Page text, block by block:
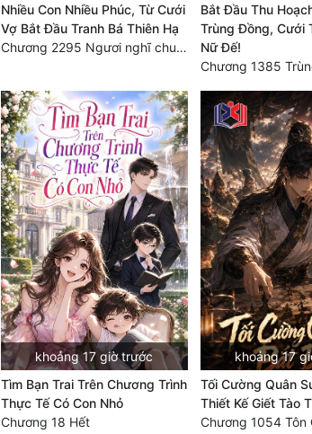
Nhiều Con Nhiều Phúc, Từ Cưới
Vợ Bắt Đầu Tranh Bá Thiên Hạ
Chương 2295 Ngươi nghĩ chuyện Đại Viêm tiên triều làm có thể giấu được thiên hạ sao?
Bắt Đầu Thu
Trùng Đồng, Cưới
Nữ Đế!
khoảng 17 giờ trước
Tìm Bạn Trai Trên Chương Trình
Thực Tế Có Con Nhỏ
Chương 18 Hết
khoảng 17
Tối Cường Quân
Thiết Kế Giết Tào